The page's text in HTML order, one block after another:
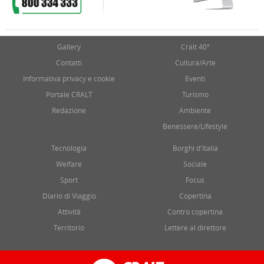
Gallery
Contatti
Informativa privacy e cookie
Portale CRALT
Redazione
Cralt 40°
Cultura/Arte
Eventi
Turismo
Ambiente
Benessere/Lifestyle
Tecnologia
Welfare
Sport
Diario di Viaggio
Attività
Territorio
Borghi d'Italia
Sociale
Focus
Copertina
Contro copertina
Lettere al direttore